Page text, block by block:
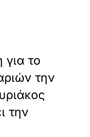
για το
την
την